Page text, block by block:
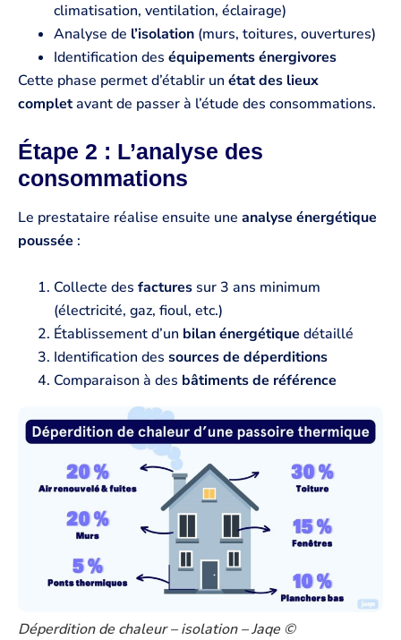
climatisation, ventilation, éclairage)
Analyse de l’isolation (murs, toitures, ouvertures)
Identification des équipements énergivores
Cette phase permet d’établir un état des lieux
completavant de passer à l’étude des consommations.
Étape 2 : L’analyse des
consommations
Le prestataire réalise ensuite une analyse énergétique
poussée :
Collecte des factures sur 3 ans minimum
(électricité, gaz, fioul, etc.)
Établissement d’un bilan énergétique détaillé
Identification des sources de déperditions
Comparaison à des bâtiments de référence
Déperdition de chaleur – isolation – Jaqe ©